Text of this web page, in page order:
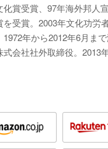
化賞受賞、97年海外邦人
を受賞。2003年文化功労
1972年から2012年6月ま
式会社社外取締役。2013